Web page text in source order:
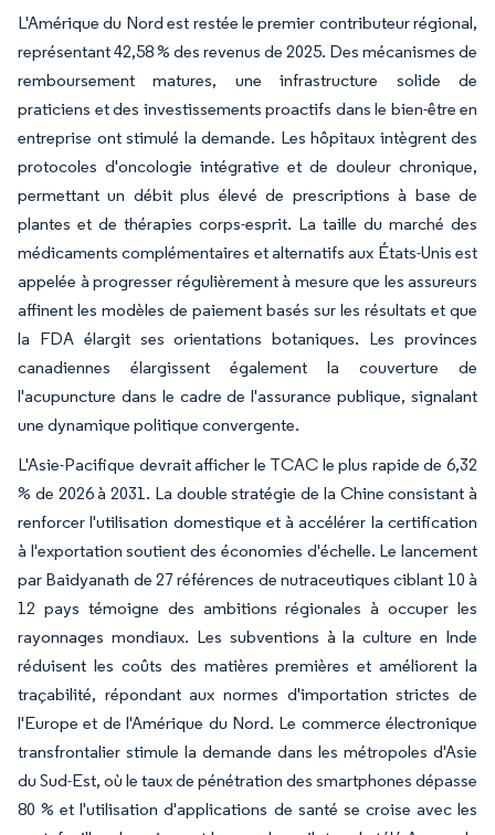
L'Amérique du Nord est restée le premier contributeur régional,
représentant 42,58 % des revenus de 2025. Des mécanismes de
remboursement matures, une infrastructure solide de
praticiens et des investissements proactifs dans le bien-être en
entreprise ont stimulé la demande. Les hôpitaux intègrent des
protocoles d'oncologie intégrative et de douleur chronique,
permettant un débit plus élevé de prescriptions à base de
plantes et de thérapies corps-esprit. La taille du marché des
médicaments complémentaires et alternatifs aux États-Unis est
appelée à progresser régulièrement à mesure que les assureurs
affinent les modèles de paiement basés sur les résultats et que
la FDA élargit ses orientations botaniques. Les provinces
canadiennes élargissent également la couverture de
l'acupuncture dans le cadre de l'assurance publique, signalant
une dynamique politique convergente.
L'Asie-Pacifique devrait afficher le TCAC le plus rapide de 6,32
% de 2026 à 2031. La double stratégie de la Chine consistant à
renforcer l'utilisation domestique et à accélérer la certification
à l'exportation soutient des économies d'échelle. Le lancement
par Baidyanath de 27 références de nutraceutiques ciblant 10 à
12 pays témoigne des ambitions régionales à occuper les
rayonnages mondiaux. Les subventions à la culture en Inde
réduisent les coûts des matières premières et améliorent la
traçabilité, répondant aux normes d'importation strictes de
l'Europe et de l'Amérique du Nord. Le commerce électronique
transfrontalier stimule la demande dans les métropoles d'Asie
du Sud-Est, où le taux de pénétration des smartphones dépasse
80 % et l'utilisation d'applications de santé se croise avec les